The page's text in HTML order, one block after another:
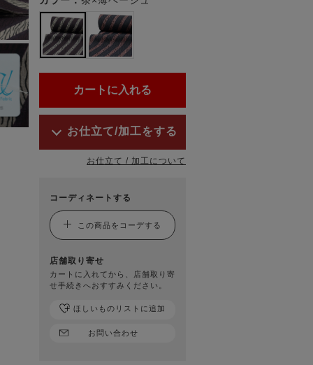
お仕立て/加工をする
お仕立て / 加工について
コーディネートする
この商品をコーデする
店舗取り寄せ
カートに入れてから、店舗取り寄
せ手続きへおすすみください。
お問い合わせ
ほしいものリストに追加